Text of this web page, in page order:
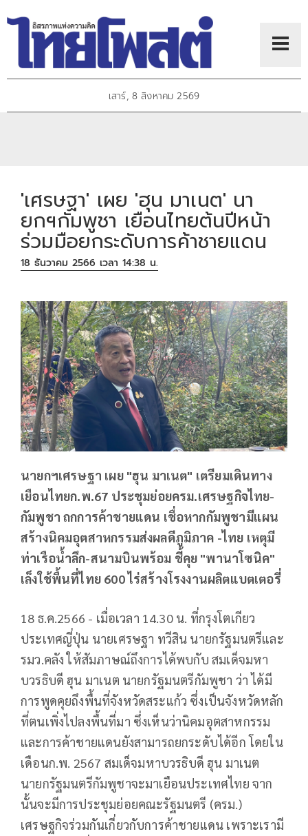
เสาร์, 8 สิงหาคม 2569
'เศรษฐา' เผย 'ฮุน มาเนต' นา
ยกฯกัมพูชา เยือนไทยต้นปีหน้า
ร่วมมือยกระดับการค้าชายแดน
18 ธันวาคม 2566 เวลา 14:38 น.
นายกฯเศรษฐา เผย "ฮุน มาเนต" เตรียมเดินทาง
เยือนไทยก.พ.67 ประชุมย่อยครม.เศรษฐกิจไทย-
กัมพูชา ถกการค้าชายแดน เชื่อหากกัมพูชามีแผน
สร้างนิคมอุตสาหกรรมส่งผลดีภูมิภาค -ไทย เหตุมี
ท่าเรือน้ำลึก-สนามบินพร้อม ชี้คุย "พานาโซนิค"
เล็งใช้พื้นที่ไทย 600 ไร่สร้างโรงงานผลิตแบตเตอรี่
18 ธ.ค.2566 - เมื่อเวลา 14.30 น. ที่กรุงโตเกียว
ประเทศญี่ปุ่น นายเศรษฐา ทวีสิน นายกรัฐมนตรีและ
รมว.คลัง ให้สัมภาษณ์ถึงการได้พบกับ สมเด็จมหา
บวรธิบดี ฮุน มาเนต นายกรัฐมนตรีกัมพูชา ว่า ได้มี
การพูดคุยถึงพื้นที่จังหวัดสระแก้ว ซึ่งเป็นจังหวัดหลัก
ที่ตนเพิ่งไปลงพื้นที่มา ซึ่งเห็นว่านิคมอุตสาหกรรม
และการค้าชายแดนยังสามารถยกระดับได้อีก โดยใน
เดือนก.พ. 2567 สมเด็จมหาบวรธิบดี ฮุน มาเนต
นายกรัฐมนตรีกัมพูชาจะมาเยือนประเทศไทย จาก
นั้นจะมีการประชุมย่อยคณะรัฐมนตรี (ครม.)
เศรษฐกิจร่วมกันเกี่ยวกับการค้าชายแดน เพราะเรามี